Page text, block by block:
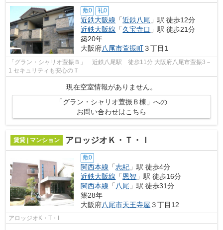
敷0 礼0
近鉄大阪線 「近鉄八尾 」駅 徒歩12分
近鉄大阪線 「久宝寺口 」駅 徒歩21分
築20年
大阪府八尾市萱振町３丁目1
「グラン・シャリオ萱振Ｂ」 近鉄八尾駅 徒歩11分 大阪府八尾市萱振3－
1 セキュリティも安心のＴ
現在空室情報がありません。
「グラン・シャリオ萱振Ｂ棟」への
お問い合わせはこちら
賃貸 | マンション アロッジオＫ・Ｔ・Ｉ
敷0
関西本線 「志紀 」駅 徒歩4分
近鉄大阪線 「恩智 」駅 徒歩16分
関西本線 「八尾 」駅 徒歩31分
築28年
大阪府八尾市天王寺屋 ３丁目12
アロッジオK・T・I